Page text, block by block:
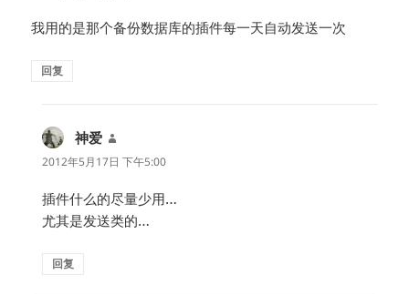
我用的是那个备份数据库的插件每一天自动发送一次
回复
神爱
道：
2012年5月17日 下午5:00
插件什么的尽量少用…
尤其是发送类的…
回复